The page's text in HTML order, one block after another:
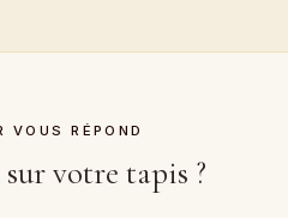
RÉPOND
votre tapis ?